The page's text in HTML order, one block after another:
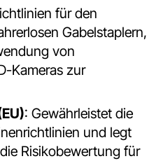
für den
Gabelstaplern,
von
Kameras zur
: Gewährleistet die
und legt
Risikobewertung für